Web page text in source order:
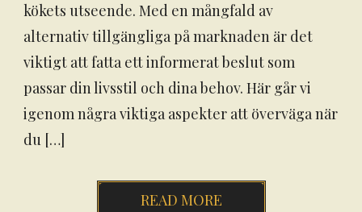
kökets utseende. Med en mångfald av
alternativ tillgängliga på marknaden är det
viktigt att fatta ett informerat beslut som
passar din livsstil och dina behov. Här går vi
igenom några viktiga aspekter att överväga när
du […]
READ MORE